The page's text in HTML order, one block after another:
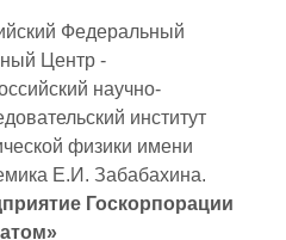
Федеральный
Центр -
научно-
институт
физики имени
Е.И. Забабахина.
Госкорпорации